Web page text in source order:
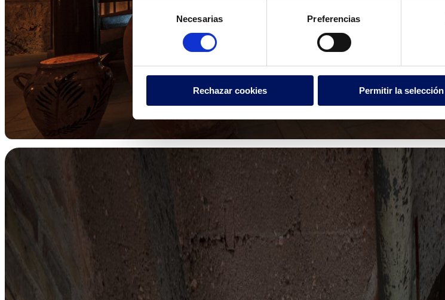
de
consentimiento
Necesarias Preferencias
Rechazar cookies Permitir la selección